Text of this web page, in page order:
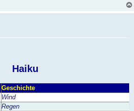
Haiku
Geschichte
Wind
Regen